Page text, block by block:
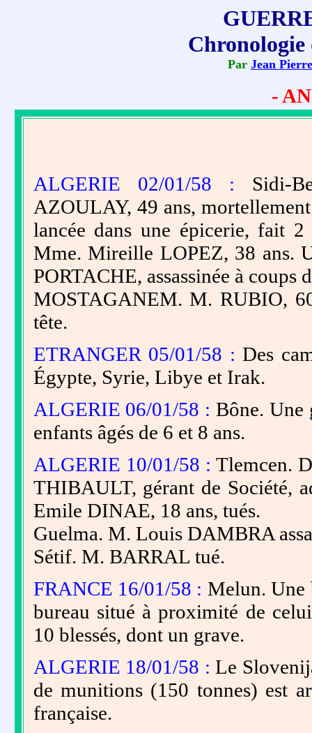
Chronologie
Par Jean
-
ALGERIE 02/01/58 : Sidi-
AZOULAY, 49 ans,
lancée dans une épicerie, fait
Mme. Mireille LOPEZ, 38 ans.
PORTACHE, assassinée à coups
MOSTAGANEM. M. RUBIO,
tête.
ETRANGER 05/01/58 : Des
Égypte, Syrie, Libye et Irak.
ALGERIE 06/01/58 : Bône. Une
enfants âgés de 6 et 8 ans.
ALGERIE 10/01/58 : Tlemcen.
THIBAULT, gérant de Société,
Emile DINAE, 18 ans, tués.
Guelma. M. Louis DAMBRA
Sétif. M. BARRAL tué.
FRANCE 16/01/58 : Melun. Une
bureau situé à proximité de
10 blessés, dont un grave.
ALGERIE 18/01/58 : Le
de munitions (150 tonnes) est
française.